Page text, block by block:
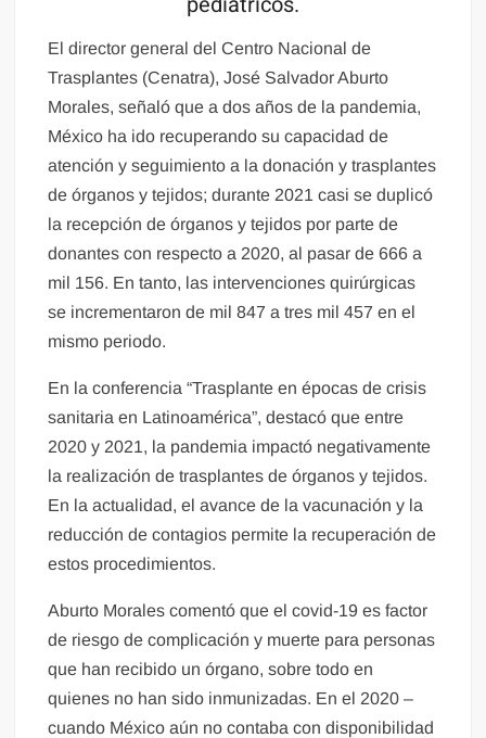
El director general del Centro Nacional de
Trasplantes (Cenatra), José Salvador Aburto
Morales, señaló que a dos años de la pandemia,
México ha ido recuperando su capacidad de
atención y seguimiento a la donación y trasplantes
de órganos y tejidos; durante 2021 casi se duplicó
la recepción de órganos y tejidos por parte de
donantes con respecto a 2020, al pasar de 666 a
mil 156. En tanto, las intervenciones quirúrgicas
se incrementaron de mil 847 a tres mil 457 en el
mismo periodo.
En la conferencia “Trasplante en épocas de crisis
sanitaria en Latinoamérica”, destacó que entre
2020 y 2021, la pandemia impactó negativamente
la realización de trasplantes de órganos y tejidos.
En la actualidad, el avance de la vacunación y la
reducción de contagios permite la recuperación de
estos procedimientos.
Aburto Morales comentó que el covid-19 es factor
de riesgo de complicación y muerte para personas
que han recibido un órgano, sobre todo en
quienes no han sido inmunizadas. En el 2020 –
cuando México aún no contaba con disponibilidad